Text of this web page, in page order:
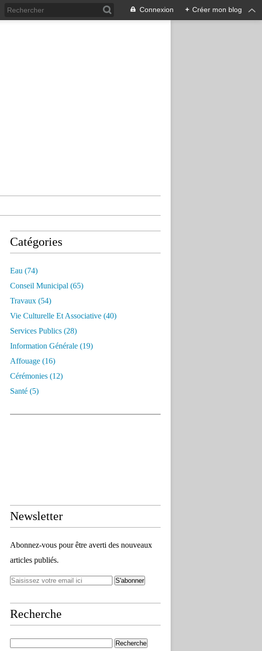
Connexion + Créer mon blog
Catégories
Eau (74)
Conseil Municipal (65)
Travaux (54)
Vie Culturelle Et Associative (40)
Services Publics (28)
Information Générale (19)
Affouage (16)
Cérémonies (12)
Santé (5)
Newsletter
Abonnez-vous pour être averti des nouveaux
articles publiés.
Recherche